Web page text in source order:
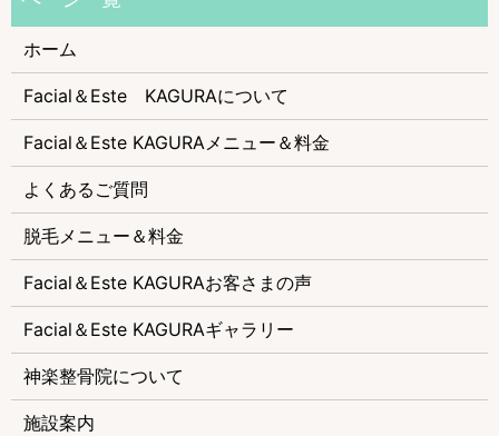
ホーム
Facial＆Este KAGURAについて
Facial＆Este KAGURAメニュー＆料金
よくあるご質問
脱毛メニュー＆料金
Facial＆Este KAGURAお客さまの声
Facial＆Este KAGURAギャラリー
神楽整骨院について
施設案内